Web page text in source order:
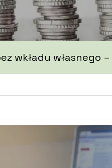
wkładu własnego